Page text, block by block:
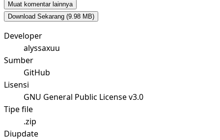
Muat komentar lainnya
Download Sekarang (9.98 MB)
Developer
alyssaxuu
Sumber
GitHub
Lisensi
GNU General Public License v3.0
Tipe file
.zip
Diupdate